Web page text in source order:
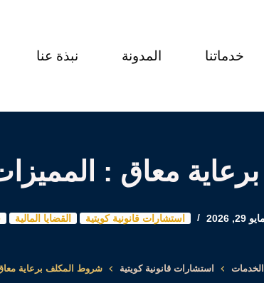
خدماتنا المدونة نبذة عنا
معاق : المميزات
مايو 29, 2026 استشارات قانونية كويتية القضايا المالية
الخدمات استشارات قانونية كويتية شروط المكلف برعاية